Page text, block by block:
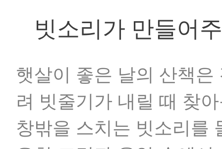
빗소리가 만들어
햇살이 좋은 날의 산책
려 빗줄기가 내릴 때 찾
창밖을 스치는 빗소리를